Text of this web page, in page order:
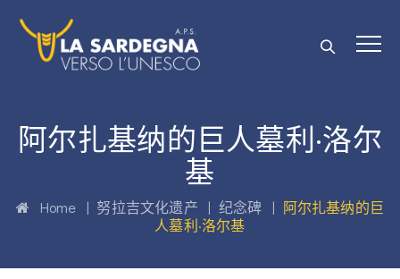
阿尔扎基纳的巨人墓利·洛尔
基
Home | 努拉吉文化遗产 | 纪念碑 | 阿尔扎基纳的巨
人墓利·洛尔基